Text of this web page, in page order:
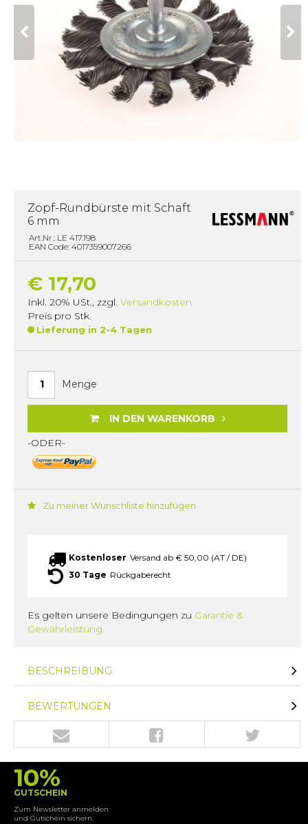
Zopf-Rundbürste mit Schaft
6 mm
Art.Nr.: LE 417.198
EAN Code: 4017359007266
€ 17,70
Inkl. 20% USt., zzgl. Versandkosten
Preis pro Stk.
Lieferung in 2-4 Tagen
Menge
IN DEN WARENKORB
-ODER-
Zu meiner Wunschliste hinzufügen
Kostenloser Versand ab € 50,00 (AT / DE)
30 Tage Rückgaberecht
Es gelten unsere Bedingungen zu Garantie &
Gewährleistung.
BESCHREIBUNG
BEWERTUNGEN
10%
GUTSCHEIN
Zum Newsletter anmelden
und Gutschein sichern.